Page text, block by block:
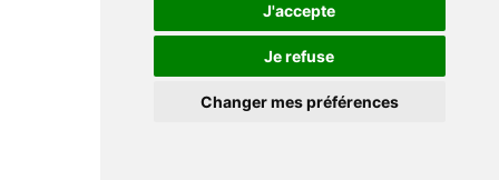
J'accepte
Je refuse
Changer mes préférences